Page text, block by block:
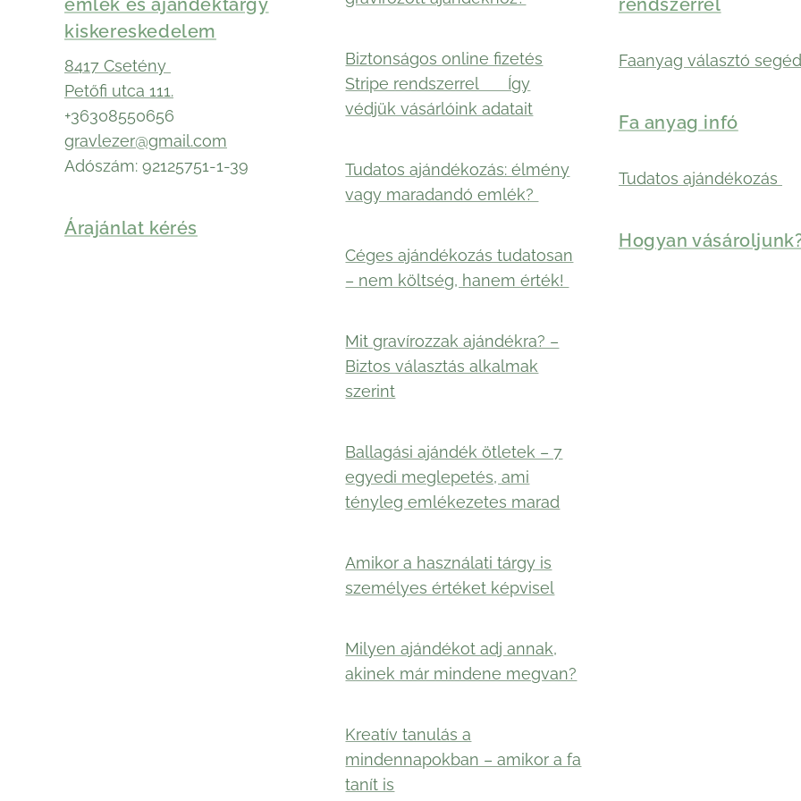
emlék és ajándéktárgy
kiskereskedelem
8417 Csetény
Petőfi utca 111.
+36308550656
gravlezer@gmail.com
Adószám: 92125751-1-39
Árajánlat kérés
Biztonságos online fizetés
Stripe rendszerrel 🛡️ Így
védjük vásárlóink adatait
Tudatos ajándékozás: élmény
vagy maradandó emlék?
Céges ajándékozás tudatosan
– nem költség, hanem érték!
Mit gravírozzak ajándékra? –
Biztos választás alkalmak
szerint
Ballagási ajándék ötletek – 7
egyedi meglepetés, ami
tényleg emlékezetes marad
Amikor a használati tárgy is
személyes értéket képvisel
Milyen ajándékot adj annak,
akinek már mindene megvan?
Kreatív tanulás a
mindennapokban – amikor a fa
tanít is
rendszerrel
Faanyag választó
Fa anyag infó
Tudatos ajándékozás
Hogyan